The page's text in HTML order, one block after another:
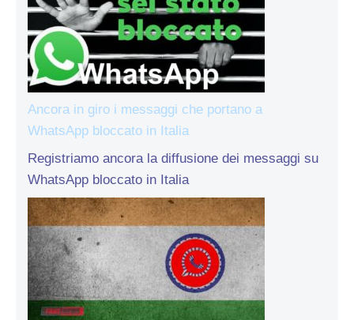
Ancora in giro i messaggi che portano a
WhatsApp bloccato in Italia
Registriamo ancora la diffusione dei messaggi su
WhatsApp bloccato in Italia